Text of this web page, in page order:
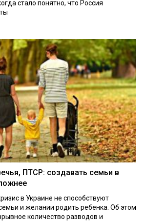
стало понятно, что Россия
ПТСР: создавать семьи в
в Украине не способствуют
и желании родить ребенка. Об этом
количество разводов и